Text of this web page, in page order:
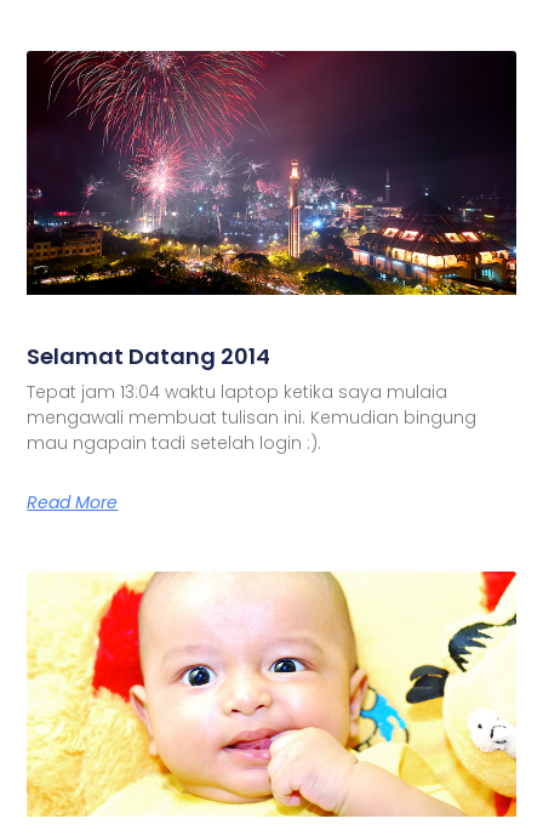
Selamat Datang 2014
Tepat jam 13:04 waktu laptop ketika saya mulaia
mengawali membuat tulisan ini. Kemudian bingung
mau ngapain tadi setelah login :).
Read More